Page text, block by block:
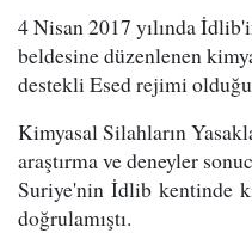
4 Nisan 2017 yılında
beldesine düzenlenen
destekli Esed rejimi olduğu
Kimyasal Silahların
araştırma ve deneyler
Suriye'nin İdlib kentinde
doğrulamıştı.